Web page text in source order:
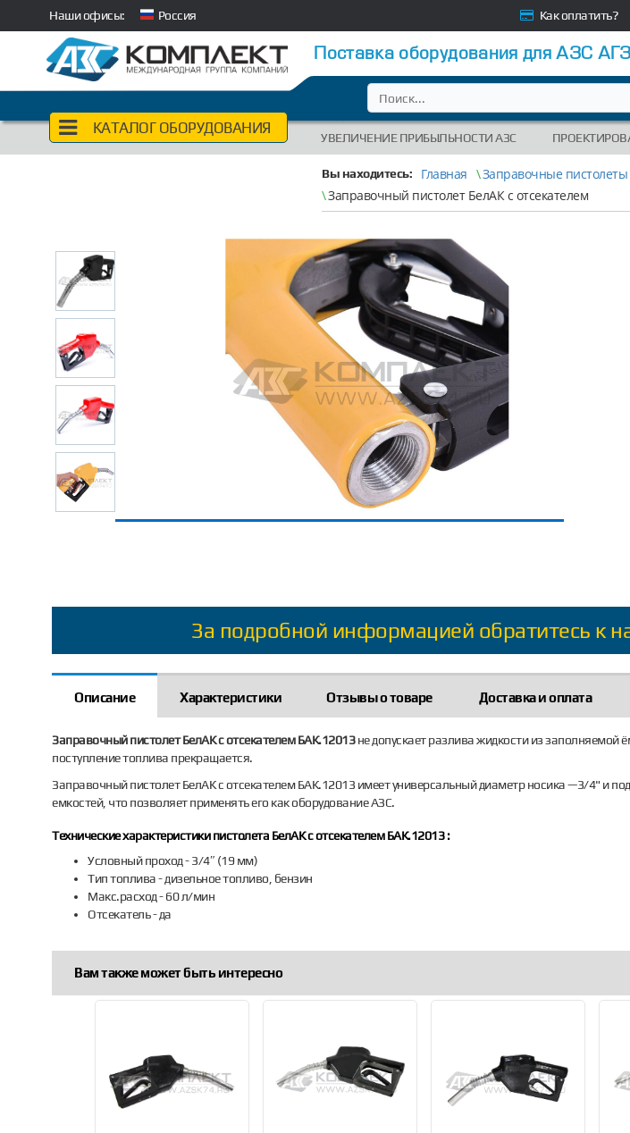
Наши офисы: Россия Как оплатить?
Поставка оборудования для АЗС
КАТАЛОГ ОБОРУДОВАНИЯ
УВЕЛИЧЕНИЕ ПРИБЫЛЬНОСТИ АЗС
Вы находитесь: Главная \Заправочные пистолеты
\Заправочный пистолет БелАК с отсекателем
За подробной информацией обратитесь к
Описание Характеристики Отзывы о товаре Доставка и оплата
Заправочный пистолет БелАК с отсекателем БАК.12013не допускает разлива жидкости из заполняемой
поступление топлива прекращается.
Заправочный пистолет БелАК с отсекателем БАК.12013 имеет универсальный диаметр носика —3/4" и
емкостей, что позволяет применять его как оборудование АЗС.
Технические характеристики пистолета БелАК с отсекателем БАК.12013 :
Условный проход - 3/4″ (19 мм)
Тип топлива - дизельное топливо, бензин
Макс.расход - 60 л/мин
Отсекатель - да
Вам также может быть интересно